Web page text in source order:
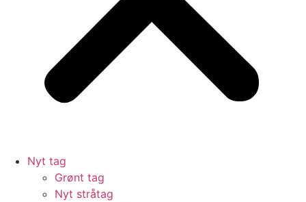
Nyt tag
Grønt tag
Nyt stråtag